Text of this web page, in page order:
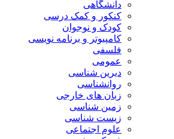
دانشگاهی
کنکور و کمک‌ درسی
کودک و نوجوان
کامپیوتر و برنامه نویسی
فلسفی
عمومی
دیرین شناسی
روانشناسی
زبان های خارجی
زمین شناسی
زیست شناسی
علوم اجتماعی